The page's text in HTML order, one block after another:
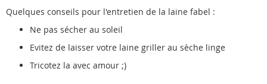
Quelques conseils pour l'entretien de la laine fabel :
Ne pas sécher au soleil
Evitez de laisser votre laine griller au sèche linge
Tricotez la avec amour ;)